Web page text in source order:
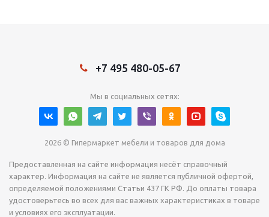
+7 495 480-05-67
Мы в социальных сетях:
2026 © Гипермаркет мебели и товаров для дома
Предоставленная на сайте информация несёт справочный
характер. Информация на сайте не является публичной офертой,
определяемой положениями Статьи 437 ГК РФ. До оплаты товара
удостоверьтесь во всех для вас важных характеристиках в товаре
и условиях его эксплуатации.